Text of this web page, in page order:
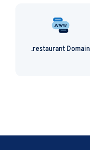
.restaurant Domain